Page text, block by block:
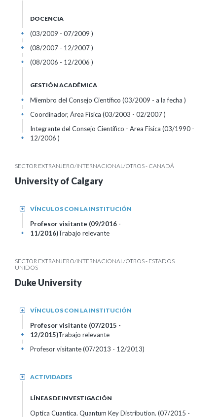
DOCENCIA
(03/2009 - 07/2009 )
+
(08/2007 - 12/2007 )
+
(08/2006 - 12/2006 )
+
GESTIÓN ACADÉMICA
Miembro del Consejo Científico (03/2009 - a la fecha )
+
Coordinador, Área Física (03/2003 - 02/2007 )
+
Integrante del Consejo Científico - Area Física (03/1990 -
12/2006 )
+
SECTOR EXTRANJERO/INTERNACIONAL/OTROS - CANADÁ
University of Calgary
VÍNCULOS CON LA INSTITUCIÓN
+
Profesor visitante (09/2016 -
11/2016)Trabajo relevante
+
SECTOR EXTRANJERO/INTERNACIONAL/OTROS - ESTADOS
UNIDOS
Duke University
VÍNCULOS CON LA INSTITUCIÓN
+
Profesor visitante (07/2015 -
12/2015)Trabajo relevante
+
Profesor visitante (07/2013 - 12/2013)
+
ACTIVIDADES
+
LÍNEAS DE INVESTIGACIÓN
Optica Cuantica. Quantum Key Distribution. (07/2015 -